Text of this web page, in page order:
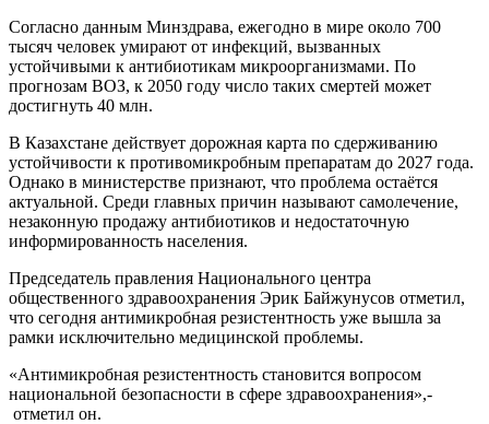
Согласно данным Минздрава, ежегодно в мире около 700
тысяч человек умирают от инфекций, вызванных
устойчивыми к антибиотикам микроорганизмами. По
прогнозам ВОЗ, к 2050 году число таких смертей может
достигнуть 40 млн.
В Казахстане действует дорожная карта по сдерживанию
устойчивости к противомикробным препаратам до 2027 года.
Однако в министерстве признают, что проблема остаётся
актуальной. Среди главных причин называют самолечение,
незаконную продажу антибиотиков и недостаточную
информированность населения.
Председатель правления Национального центра
общественного здравоохранения Эрик Байжунусов отметил,
что сегодня антимикробная резистентность уже вышла за
рамки исключительно медицинской проблемы.
«Антимикробная резистентность становится вопросом
национальной безопасности в сфере здравоохранения»,-
отметил он.